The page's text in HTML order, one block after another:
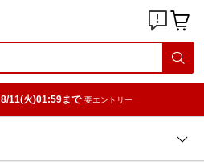
8/11(火)01:59まで 要エントリー